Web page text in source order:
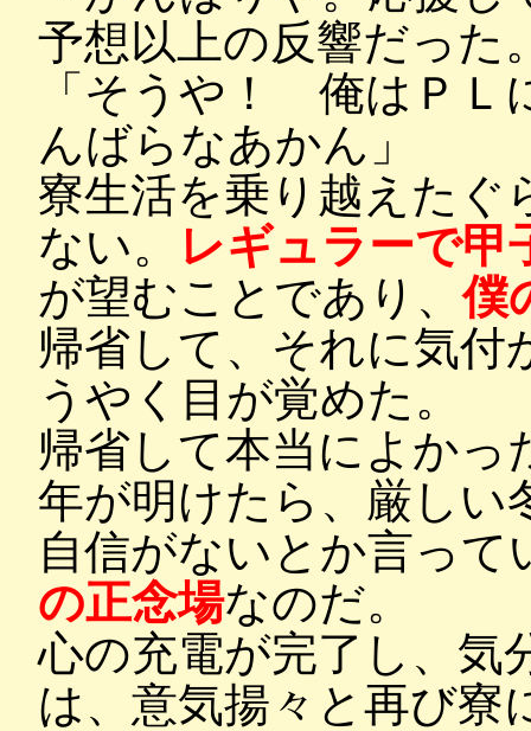
予想以上の反響だった
「そうや！ 俺はＰＬ
んばらなあかん」
寮生活を乗り越えたぐ
ない。
レギュラーで甲
が望むことであり、僕
帰省して、それに気付
うやく目が覚めた。
帰省して本当によかっ
年が明けたら、厳しい
自信がないとか言って
の正念場なのだ。
心の充電が完了し、気
は、意気揚々と再び寮